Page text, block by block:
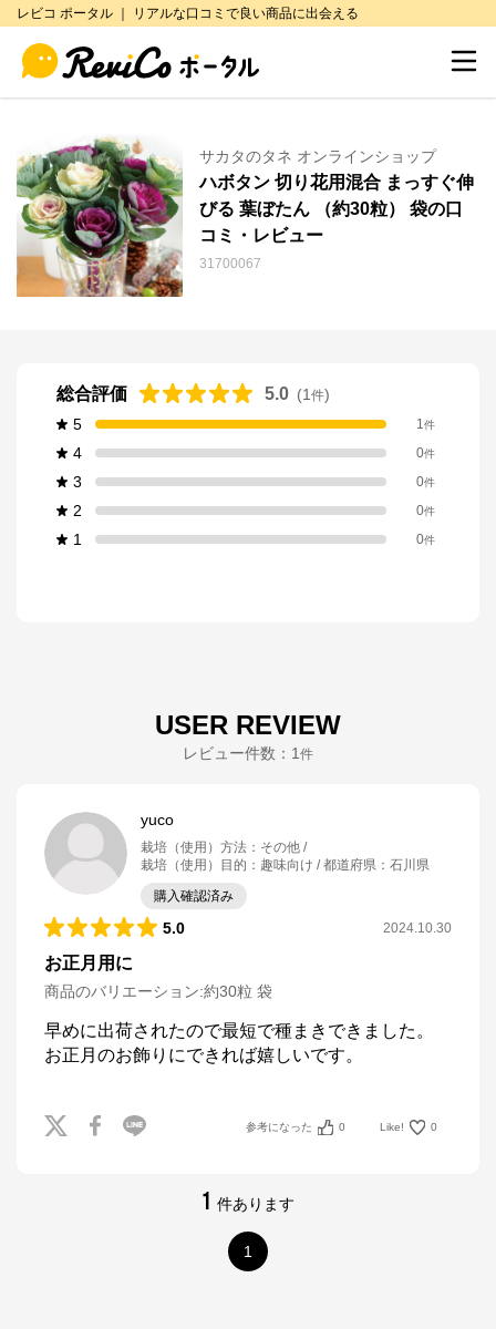
レビコ ポータル ｜ リアルな口コミで良い商品に出会える
サカタのタネ オンラインショップ
ハボタン 切り花用混合 まっすぐ伸
びる 葉ぼたん （約30粒） 袋の口
コミ・レビュー
31700067
総合評価 5.0 (1 件)
5
1件
4 0件
3 0件
2 0件
1 0件
USER REVIEW
レビュー件数： 1 件
yuco
栽培（使用）方法 ： その他
栽培（使用）目的 ： 趣味向け 都道府県 ： 石川県
購入確認済み
5.0 2024.10.30
お正月用に
商品のバリエーション:約30粒 袋
早めに出荷されたので最短で種まきできました。
お正月のお飾りにできれば嬉しいです。
参考になった 0 Like! 0
1 件あります
1